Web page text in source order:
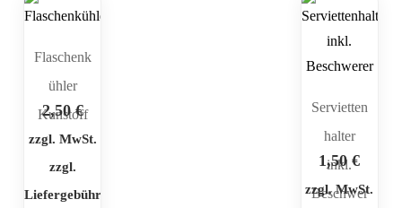
Flaschenk
ühler
Kunstoff
2,50€
zzgl. MwSt.
zzgl.
Liefergebühr
Servietten
halter
inkl.
Beschwer
1,50€
zzgl. MwSt.